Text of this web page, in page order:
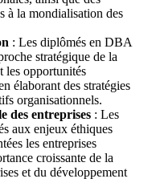
à la mondialisation des
: Les diplômés en DBA
stratégique de la
les opportunités
élaborant des stratégies
organisationnels.
des entreprises : Les
aux enjeux éthiques
les entreprises
croissante de la
et du développement